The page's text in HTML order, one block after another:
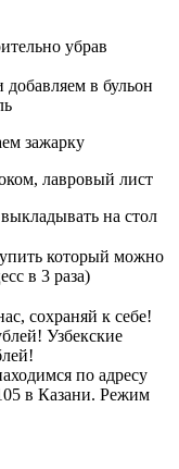
убрав
в бульон
зажарку
лавровый лист
на стол
который можно
в 3 раза)
сохраняй к себе!
Узбекские
по адресу
в Казани. Режим